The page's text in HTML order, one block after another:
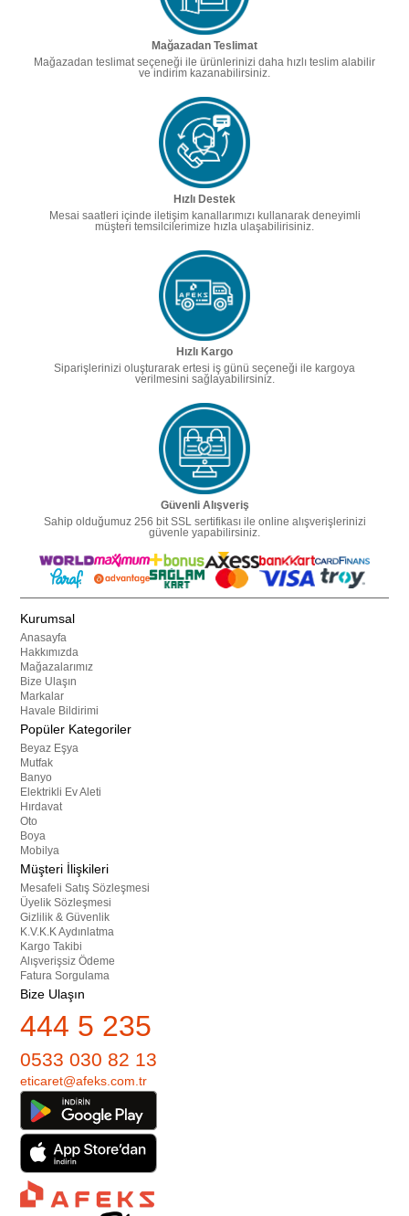
Mağazadan Teslimat
Mağazadan teslimat seçeneği ile ürünlerinizi daha hızlı teslim alabilir
ve indirim kazanabilirsiniz.
Hızlı Destek
Mesai saatleri içinde iletişim kanallarımızı kullanarak deneyimli
müşteri temsilcilerimize hızla ulaşabilirisiniz.
Hızlı Kargo
Siparişlerinizi oluşturarak ertesi iş günü seçeneği ile kargoya
verilmesini sağlayabilirsiniz.
Güvenli Alışveriş
Sahip olduğumuz 256 bit SSL sertifikası ile online alışverişlerinizi
güvenle yapabilirsiniz.
Kurumsal
Anasayfa
Hakkımızda
Mağazalarımız
Bize Ulaşın
Markalar
Havale Bildirimi
Popüler Kategoriler
Beyaz Eşya
Mutfak
Banyo
Elektrikli Ev Aleti
Hırdavat
Oto
Boya
Mobilya
Müşteri İlişkileri
Mesafeli Satış Sözleşmesi
Üyelik Sözleşmesi
Gizlilik & Güvenlik
K.V.K.K Aydınlatma
Kargo Takibi
Alışverişsiz Ödeme
Fatura Sorgulama
Bize Ulaşın
444 5 235
0533 030 82 13
eticaret@afeks.com.tr